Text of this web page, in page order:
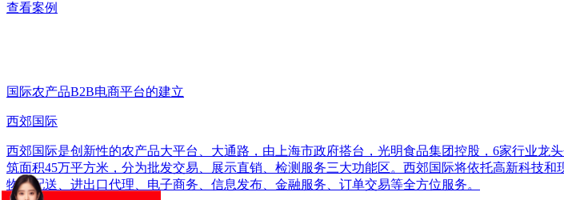
查看案例
国际农产品B2B电商平台的建立
西郊国际
西郊国际是创新性的农产品大平台、大通路，由上海市政府搭台，光明食品集团控股，6家行业
筑面积45万平方米，分为批发交易、展示直销、检测服务三大功能区。西郊国际将依托高新科技
物流配送、进出口代理、电子商务、信息发布、金融服务、订单交易等全方位服务。